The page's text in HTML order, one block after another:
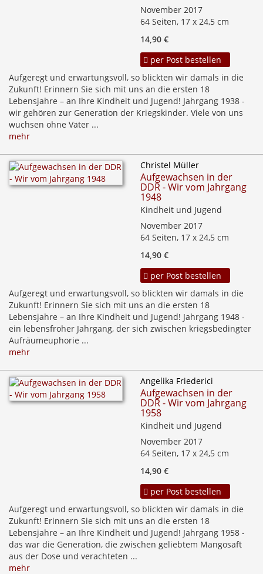
November 2017
64 Seiten, 17 x 24,5 cm
14,90 €
per Post bestellen
Aufgeregt und erwartungsvoll, so blickten wir damals in die
Zukunft! Erinnern Sie sich mit uns an die ersten 18
Lebensjahre – an Ihre Kindheit und Jugend! Jahrgang 1938 -
wir gehören zur Generation der Kriegskinder. Viele von uns
wuchsen ohne Väter ...
mehr
Christel Müller
Aufgewachsen in der
DDR - Wir vom Jahrgang
1948
Kindheit und Jugend
November 2017
64 Seiten, 17 x 24,5 cm
14,90 €
per Post bestellen
Aufgeregt und erwartungsvoll, so blickten wir damals in die
Zukunft! Erinnern Sie sich mit uns an die ersten 18
Lebensjahre – an Ihre Kindheit und Jugend! Jahrgang 1948 -
ein lebensfroher Jahrgang, der sich zwischen kriegsbedingter
Aufräumeuphorie ...
mehr
Angelika Friederici
Aufgewachsen in der
DDR - Wir vom Jahrgang
1958
Kindheit und Jugend
November 2017
64 Seiten, 17 x 24,5 cm
14,90 €
per Post bestellen
Aufgeregt und erwartungsvoll, so blickten wir damals in die
Zukunft! Erinnern Sie sich mit uns an die ersten 18
Lebensjahre – an Ihre Kindheit und Jugend! Jahrgang 1958 -
das war die Generation, die zwischen geliebtem Mangosaft
aus der Dose und verachteten ...
mehr